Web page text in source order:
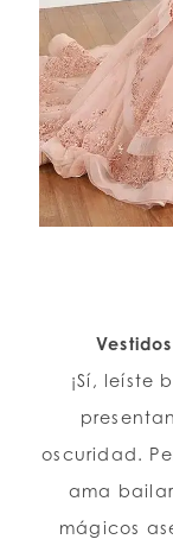
¡Sí, leíste
oscuridad.
ama
mágicos